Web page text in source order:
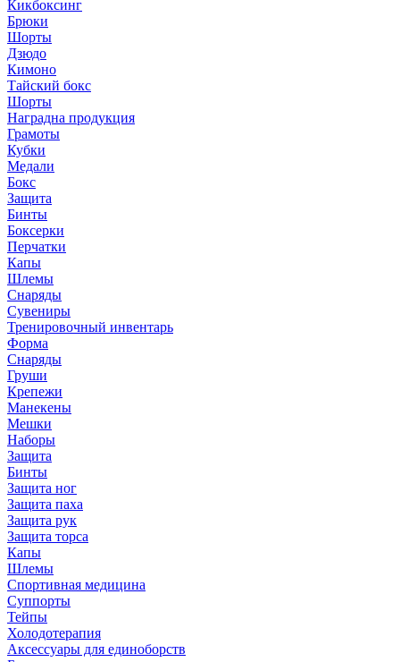
Кикбоксинг
Брюки
Шорты
Дзюдо
Кимоно
Тайский бокс
Шорты
Наградна продукция
Грамоты
Кубки
Медали
Бокс
Защита
Бинты
Боксерки
Перчатки
Капы
Шлемы
Снаряды
Сувениры
Тренировочный инвентарь
Форма
Снаряды
Груши
Крепежи
Манекены
Мешки
Наборы
Защита
Бинты
Защита ног
Защита паха
Защита рук
Защита торса
Капы
Шлемы
Спортивная медицина
Суппорты
Тейпы
Холодотерапия
Аксессуары для единоборств